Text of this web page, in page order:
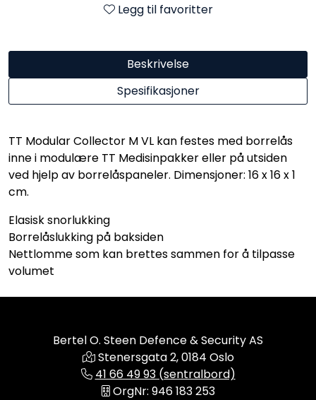
Legg til favoritter
Beskrivelse
Spesifikasjoner
TT Modular Collector M VL kan festes med borrelås
inne i modulære TT Medisinpakker eller på utsiden
ved hjelp av borrelåspaneler. Dimensjoner: 16 x 16 x 1
cm.
Elasisk snorlukking
Borrelåslukking på baksiden
Nettlomme som kan brettes sammen for å tilpasse
volumet
Bertel O. Steen Defence & Security AS
Stenersgata 2, 0184 Oslo
41 66 49 93 (sentralbord)
OrgNr: 946 183 253